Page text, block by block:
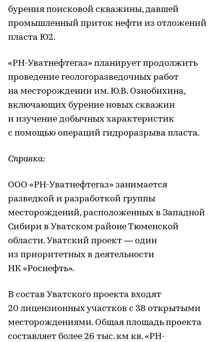
бурения поисковой скважины, давшей
промышленный приток нефти из отложений
пласта Ю2.
«РН-Уватнефтегаз» планирует продолжить
проведение геологоразведочных работ
на месторождении им. Ю.В. Ознобихина,
включающих бурение новых скважин
и изучение добычных характеристик
с помощью операций гидроразрыва пласта.
Справка:
ООО «РН-Уватнефтегаз» занимается
разведкой и разработкой группы
месторождений, расположенных в Западной
Сибири в Уватском районе Тюменской
области. Уватский проект — один
из приоритетных в деятельности
НК «Роснефть».
В состав Уватского проекта входят
20 лицензионных участков с 38 открытыми
месторождениями. Общая площадь проекта
составляет более 26 тыс. км кв. «РН-